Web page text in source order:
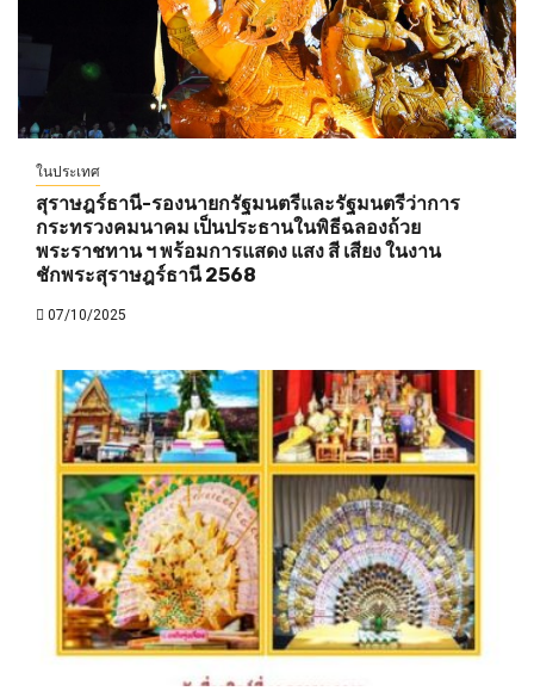
ในประเทศ
สุราษฎร์ธานี-รองนายกรัฐมนตรีและรัฐมนตรีว่าการ
กระทรวงคมนาคม เป็นประธานในพิธีฉลองถ้วย
พระราชทาน ฯ พร้อมการแสดง แสง สี เสียง ในงาน
ชักพระสุราษฎร์ธานี 2568
07/10/2025